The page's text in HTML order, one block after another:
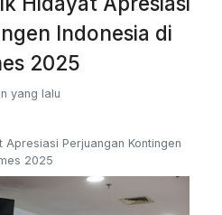
Indonesia di
2025
yang lalu
Perjuangan Kontingen
2025